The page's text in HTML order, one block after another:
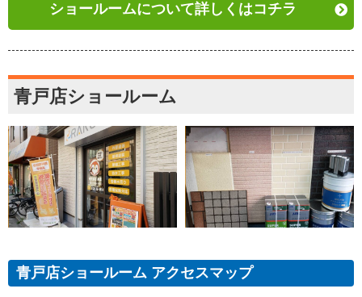
ショールームについて詳しくはコチラ
青戸店ショールーム
青戸店ショールーム アクセスマップ